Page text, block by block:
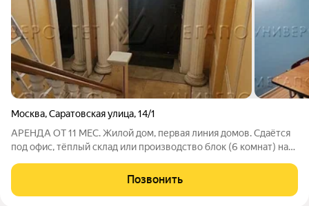
Москва,Саратовская улица,14/1
АРЕНДА ОТ 11 МЕС. Жилой дом, первая линия домов. Сдаётся
под офис, тёплый склад или производство блок (6 комнат) на
Стандартная отделка. Электрическая мощность 10 кВт.УСН.
Лот № 224543. С
Позвонить